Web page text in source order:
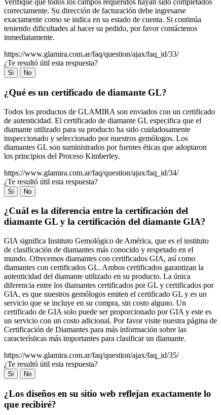
Verifique que todos los campos requeridos hayan sido completados
correctamente. Su dirección de facturación debe ingresarse
exactamente como se indica en su estado de cuenta. Si continúa
teniendo dificultades al hacer su pedido, por favor contáctenos
inmediatamente.
https://www.glamira.com.ar/faq/question/ajax/faq_id/33/
¿Te resultó útil esta respuesta?
Si No
¿Qué es un certificado de diamante GL?
Todos los productos de GLAMIRA son enviados con un certificado
de autenticidad. El certificado de diamante GL especifica que el
diamante utilizado para su producto ha sido cuidadosamente
inspeccionado y seleccionado por nuestros gemólogos. Los
diamantes GL son suministrados por fuentes éticas que adoptaron
los principios del Proceso Kimberley.
https://www.glamira.com.ar/faq/question/ajax/faq_id/34/
¿Te resultó útil esta respuesta?
Si No
¿Cuál es la diferencia entre la certificación del
diamante GL y la certificación del diamante GIA?
GIA significa Instituto Gemológico de América, que es el instituto
de clasificación de diamantes más conocido y respetado en el
mundo. Ofrecemos diamantes con certificados GIA, así como
diamantes con certificados GL. Ambos certificados garantizan la
autenticidad del diamante utilizado en su producto. La única
diferencia entre los diamantes certificados por GL y certificados por
GIA, es que nuestros gemólogos emiten el certificado GL y es un
servicio que se incluye en su compra, sin costo alguno. Un
certificado de GIA solo puede ser proporcionado por GIA y este es
un servicio con un costo adicional. Por favor visite nuestra página de
Certificación de Diamantes para más información sobre las
características más importantes para clasificar un diamante.
https://www.glamira.com.ar/faq/question/ajax/faq_id/35/
¿Te resultó útil esta respuesta?
Si No
¿Los diseños en su sitio web reflejan exactamente lo
que recibiré?